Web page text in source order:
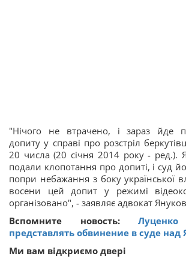
"Нічого не втрачено, і зараз йде
допиту у справі про розстріл
20 числа (20 січня 2014 року - ред.).
подали клопотання про допиті, і суд
попри небажання з боку української
восени цей допит у режимі
організовано", - заявляє адвокат
Вспомните новость:
представлять обвинение в суде
Ми вам відкриємо двері